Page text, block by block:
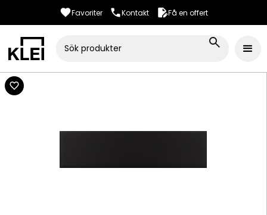
Favoriter Kontakt Få en offert